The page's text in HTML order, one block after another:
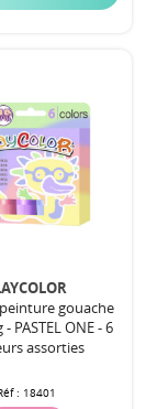
gouache
PASTEL ONE - 6
assorties
: 18401